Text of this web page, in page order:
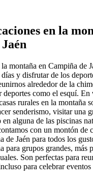
en la
montaña en Campiña de
días y disfrutar de los
alrededor de la
como el esquí. En
rurales en la montaña
senderismo, visitar una
alguna de las piscinas
con un montón de
de Jaén para todos los
para grupos grandes, más
Son perfectas para
para celebrar eventos